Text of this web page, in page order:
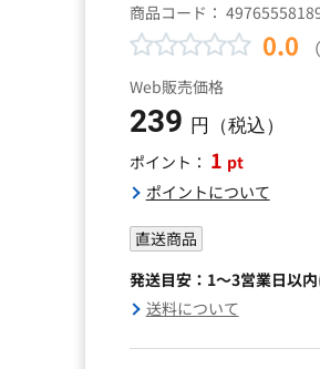
商品コード：
0.0
Web販売価格
239 円（税込）
ポイント： 1 pt
ポイントについて
直送商品
発送目安：1～3営業日以
送料について